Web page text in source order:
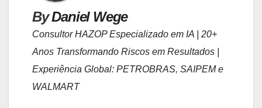
ByDaniel Wege
Consultor HAZOP Especializado em IA | 20+
Anos Transformando Riscos em Resultados |
Experiência Global: PETROBRAS, SAIPEM e
WALMART